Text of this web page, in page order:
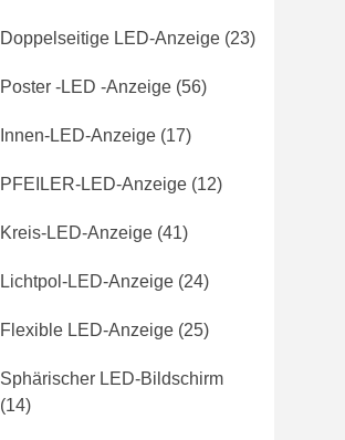
Doppelseitige LED-Anzeige (23)
Poster -LED -Anzeige (56)
Innen-LED-Anzeige (17)
PFEILER-LED-Anzeige (12)
Kreis-LED-Anzeige (41)
Lichtpol-LED-Anzeige (24)
Flexible LED-Anzeige (25)
Sphärischer LED-Bildschirm
(14)